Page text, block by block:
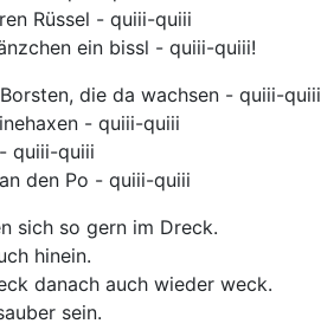
Rüssel - quiii-quiii
ein bissl - quiii-quiii!
die da wachsen - quiii-quiii
- quiii-quiii
quiii-quiii
den Po - quiii-quiii
sich so gern im Dreck.
hinein.
danach auch wieder weck.
sein.